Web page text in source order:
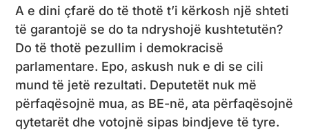
A e dini çfarë do të thotë t’i kërkosh një shteti
të garantojë se do ta ndryshojë kushtetutën?
Do të thotë pezullim i demokracisë
parlamentare. Epo, askush nuk e di se cili
mund të jetë rezultati. Deputetët nuk më
përfaqësojnë mua, as BE-në, ata përfaqësojnë
qytetarët dhe votojnë sipas bindjeve të tyre.